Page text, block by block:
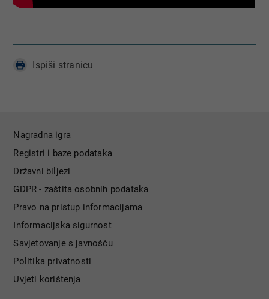
Ispiši stranicu
Nagradna igra
Registri i baze podataka
Državni biljezi
GDPR - zaštita osobnih podataka
Pravo na pristup informacijama
Informacijska sigurnost
Savjetovanje s javnošću
Politika privatnosti
Uvjeti korištenja